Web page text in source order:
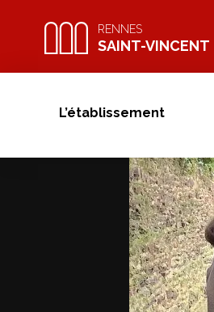
RENNES
SAINT-VINCENT
L’établissement